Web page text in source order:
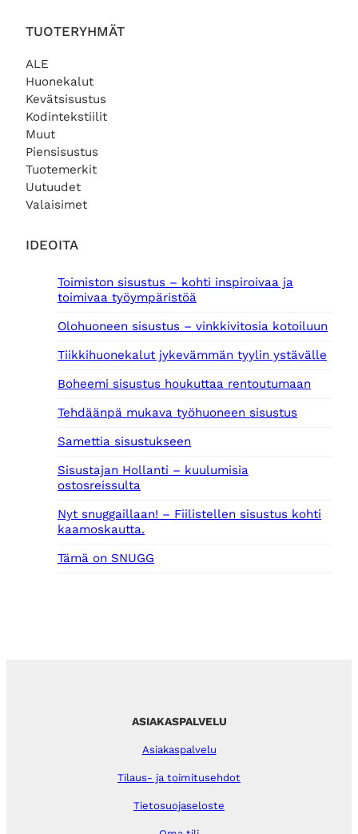
TUOTERYHMÄT
ALE
Huonekalut
Kevätsisustus
Kodintekstiilit
Muut
Piensisustus
Tuotemerkit
Uutuudet
Valaisimet
IDEOITA
Toimiston sisustus – kohti inspiroivaa ja
toimivaa työympäristöä
Olohuoneen sisustus – vinkkivitosia kotoiluun
Tiikkihuonekalut jykevämmän tyylin ystävälle
Boheemi sisustus houkuttaa rentoutumaan
Tehdäänpä mukava työhuoneen sisustus
Samettia sisustukseen
Sisustajan Hollanti – kuulumisia
ostosreissulta
Nyt snuggaillaan! – Fiilistellen sisustus kohti
kaamoskautta.
Tämä on SNUGG
ASIAKASPALVELU
Asiakaspalvelu
Tilaus- ja toimitusehdot
Tietosuojaseloste